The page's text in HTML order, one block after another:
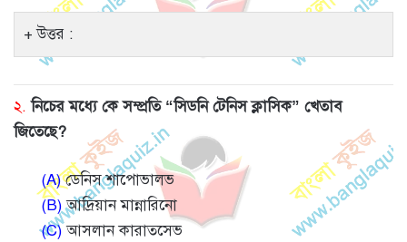
উত্তর :
২. নিচের মধ্যে কে সম্প্রতি “সিডনি টেনিস ক্লাসিক” খেতাব
জিতেছে?
(A)ডেনিস শাপোভালভ
(B)আদ্রিয়ান মান্নারিনো
(C)আসলান কারাতসেভ